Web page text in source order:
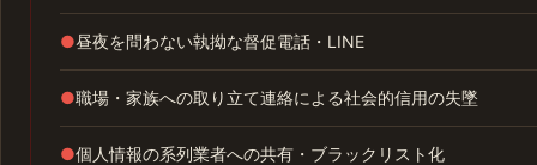
●昼夜を問わない執拗な督促電話・LINE
●職場・家族への取り立て連絡による社会的信用の失墜
●個人情報の系列業者への共有・ブラックリスト化